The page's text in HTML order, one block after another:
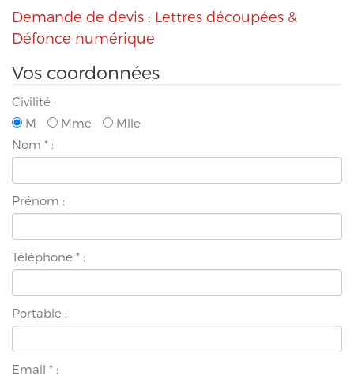
Demande de devis : Lettres découpées &
Défonce numérique
Vos coordonnées
Civilité :
M
Mme
Mlle
Nom * :
Prénom :
Téléphone * :
Portable :
Email * :